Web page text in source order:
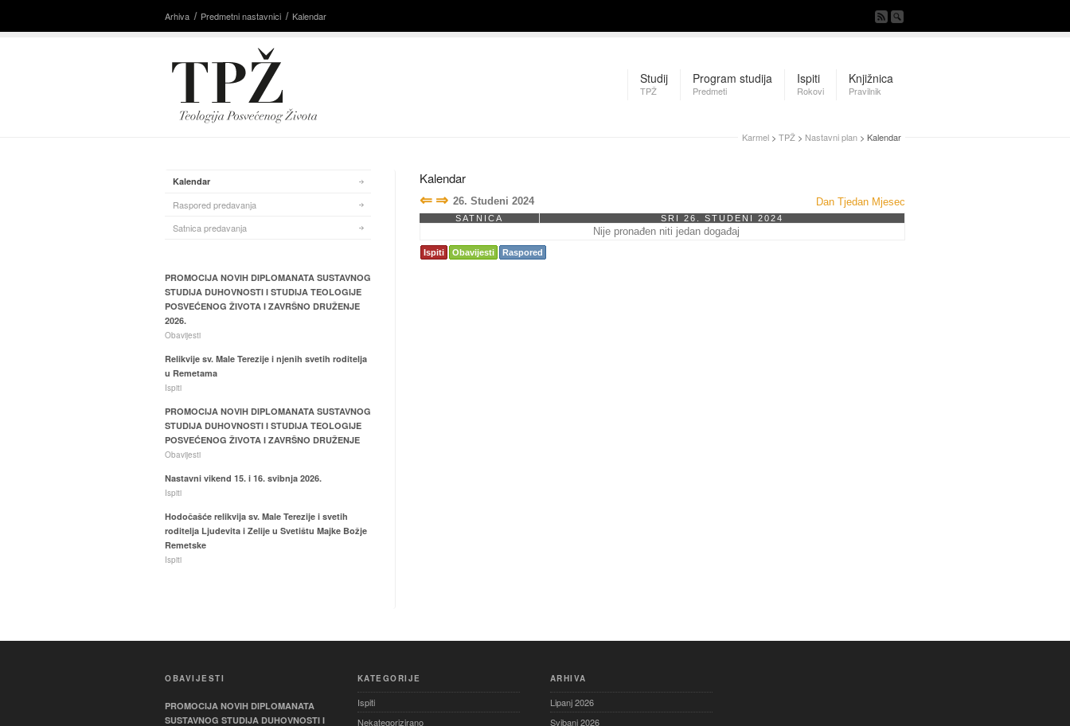
Arhiva Predmetni nastavnici Kalendar
Studij
TPŽ
Program studija
Predmeti
Ispiti
Rokovi
Knjižnica
Pravilnik
Karmel > TPŽ > Nastavni plan > Kalendar
Kalendar
⇐ ⇒ 26. Studeni 2024 Dan Tjedan Mjesec
SATNICA SRI 26. STUDENI 2024
Nije pronađen niti jedan događaj
Ispiti Obavijesti Raspored
Kalendar
Raspored predavanja
Satnica predavanja
PROMOCIJA NOVIH DIPLOMANATA SUSTAVNOG
STUDIJA DUHOVNOSTI I STUDIJA TEOLOGIJE
POSVEĆENOG ŽIVOTA I ZAVRŠNO DRUŽENJE
2026.
Obavijesti
Relikvije sv. Male Terezije i njenih svetih roditelja
u Remetama
Ispiti
PROMOCIJA NOVIH DIPLOMANATA SUSTAVNOG
STUDIJA DUHOVNOSTI I STUDIJA TEOLOGIJE
POSVEĆENOG ŽIVOTA I ZAVRŠNO DRUŽENJE
Obavijesti
Nastavni vikend 15. i 16. svibnja 2026.
Ispiti
Hodočašće relikvija sv. Male Terezije i svetih
roditelja Ljudevita i Zelije u Svetištu Majke Božje
Remetske
Ispiti
OBAVIJESTI
PROMOCIJA NOVIH DIPLOMANATA
SUSTAVNOG STUDIJA DUHOVNOSTI I
KATEGORIJE
Ispiti
Nekategorizirano
ARHIVA
Lipanj 2026
Svibanj 2026